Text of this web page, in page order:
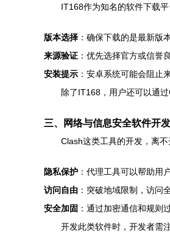
IT168作为知名的软件下载
版本选择 ：确保下载的是最新版
来源验证 ：优先选择官方或信誉
安装提示 ：安卓系统可能会阻止
除了IT168，用户还可以通
三、网络与信息安全软件开
Clash这类工具的开发，离
隐私保护 ：代理工具可以帮助用
访问自由 ：突破地域限制，访问
安全加固 ：通过加密通信和规则
开发此类软件时，开发者需